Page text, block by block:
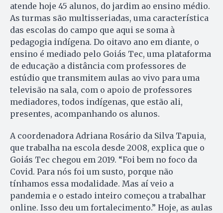
atende hoje 45 alunos, do jardim ao ensino médio.
As turmas são multisseriadas, uma característica
das escolas do campo que aqui se soma à
pedagogia indígena. Do oitavo ano em diante, o
ensino é mediado pelo Goiás Tec, uma plataforma
de educação a distância com professores de
estúdio que transmitem aulas ao vivo para uma
televisão na sala, com o apoio de professores
mediadores, todos indígenas, que estão ali,
presentes, acompanhando os alunos.
A coordenadora Adriana Rosário da Silva Tapuia,
que trabalha na escola desde 2008, explica que o
Goiás Tec chegou em 2019. “Foi bem no foco da
Covid. Para nós foi um susto, porque não
tínhamos essa modalidade. Mas aí veio a
pandemia e o estado inteiro começou a trabalhar
online. Isso deu um fortalecimento.” Hoje, as aulas